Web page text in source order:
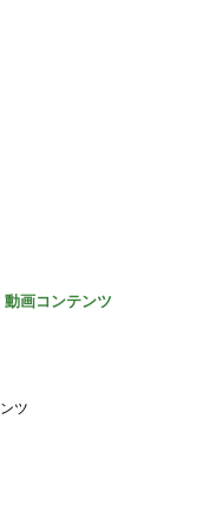
画コンテンツ
ツ